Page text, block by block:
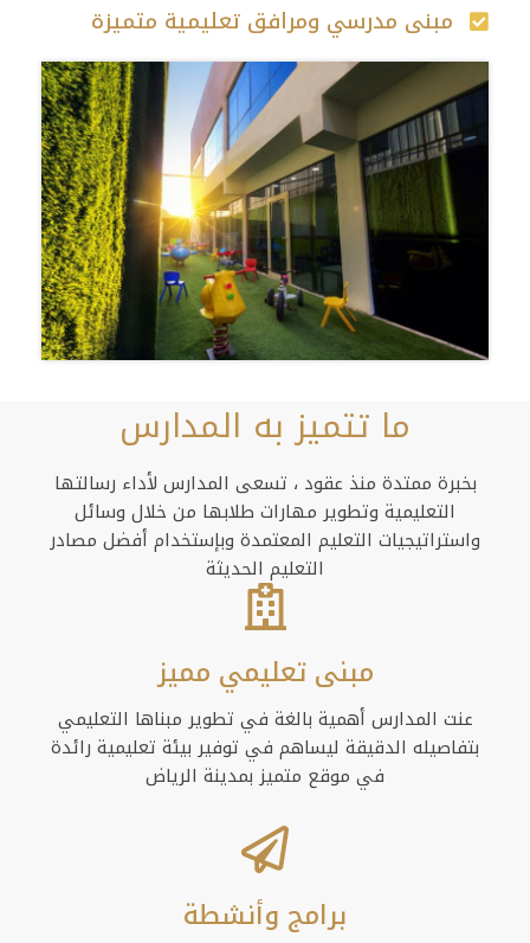
مبنى مدرسي ومرافق تعليمية متميزة
ما تتميز به المدارس
بخبرة ممتدة منذ عقود ، تسعى المدارس لأداء رسالتها
التعليمية وتطوير مهارات طلابها من خلال وسائل
واستراتيجيات التعليم المعتمدة وبإستخدام أفضل مصادر
التعليم الحديثة
مبنى تعليمي مميز
عنت المدارس أهمية بالغة في تطوير مبناها التعليمي
بتفاصيله الدقيقة ليساهم في توفير بيئة تعليمية رائدة
في موقع متميز بمدينة الرياض
برامج وأنشطة